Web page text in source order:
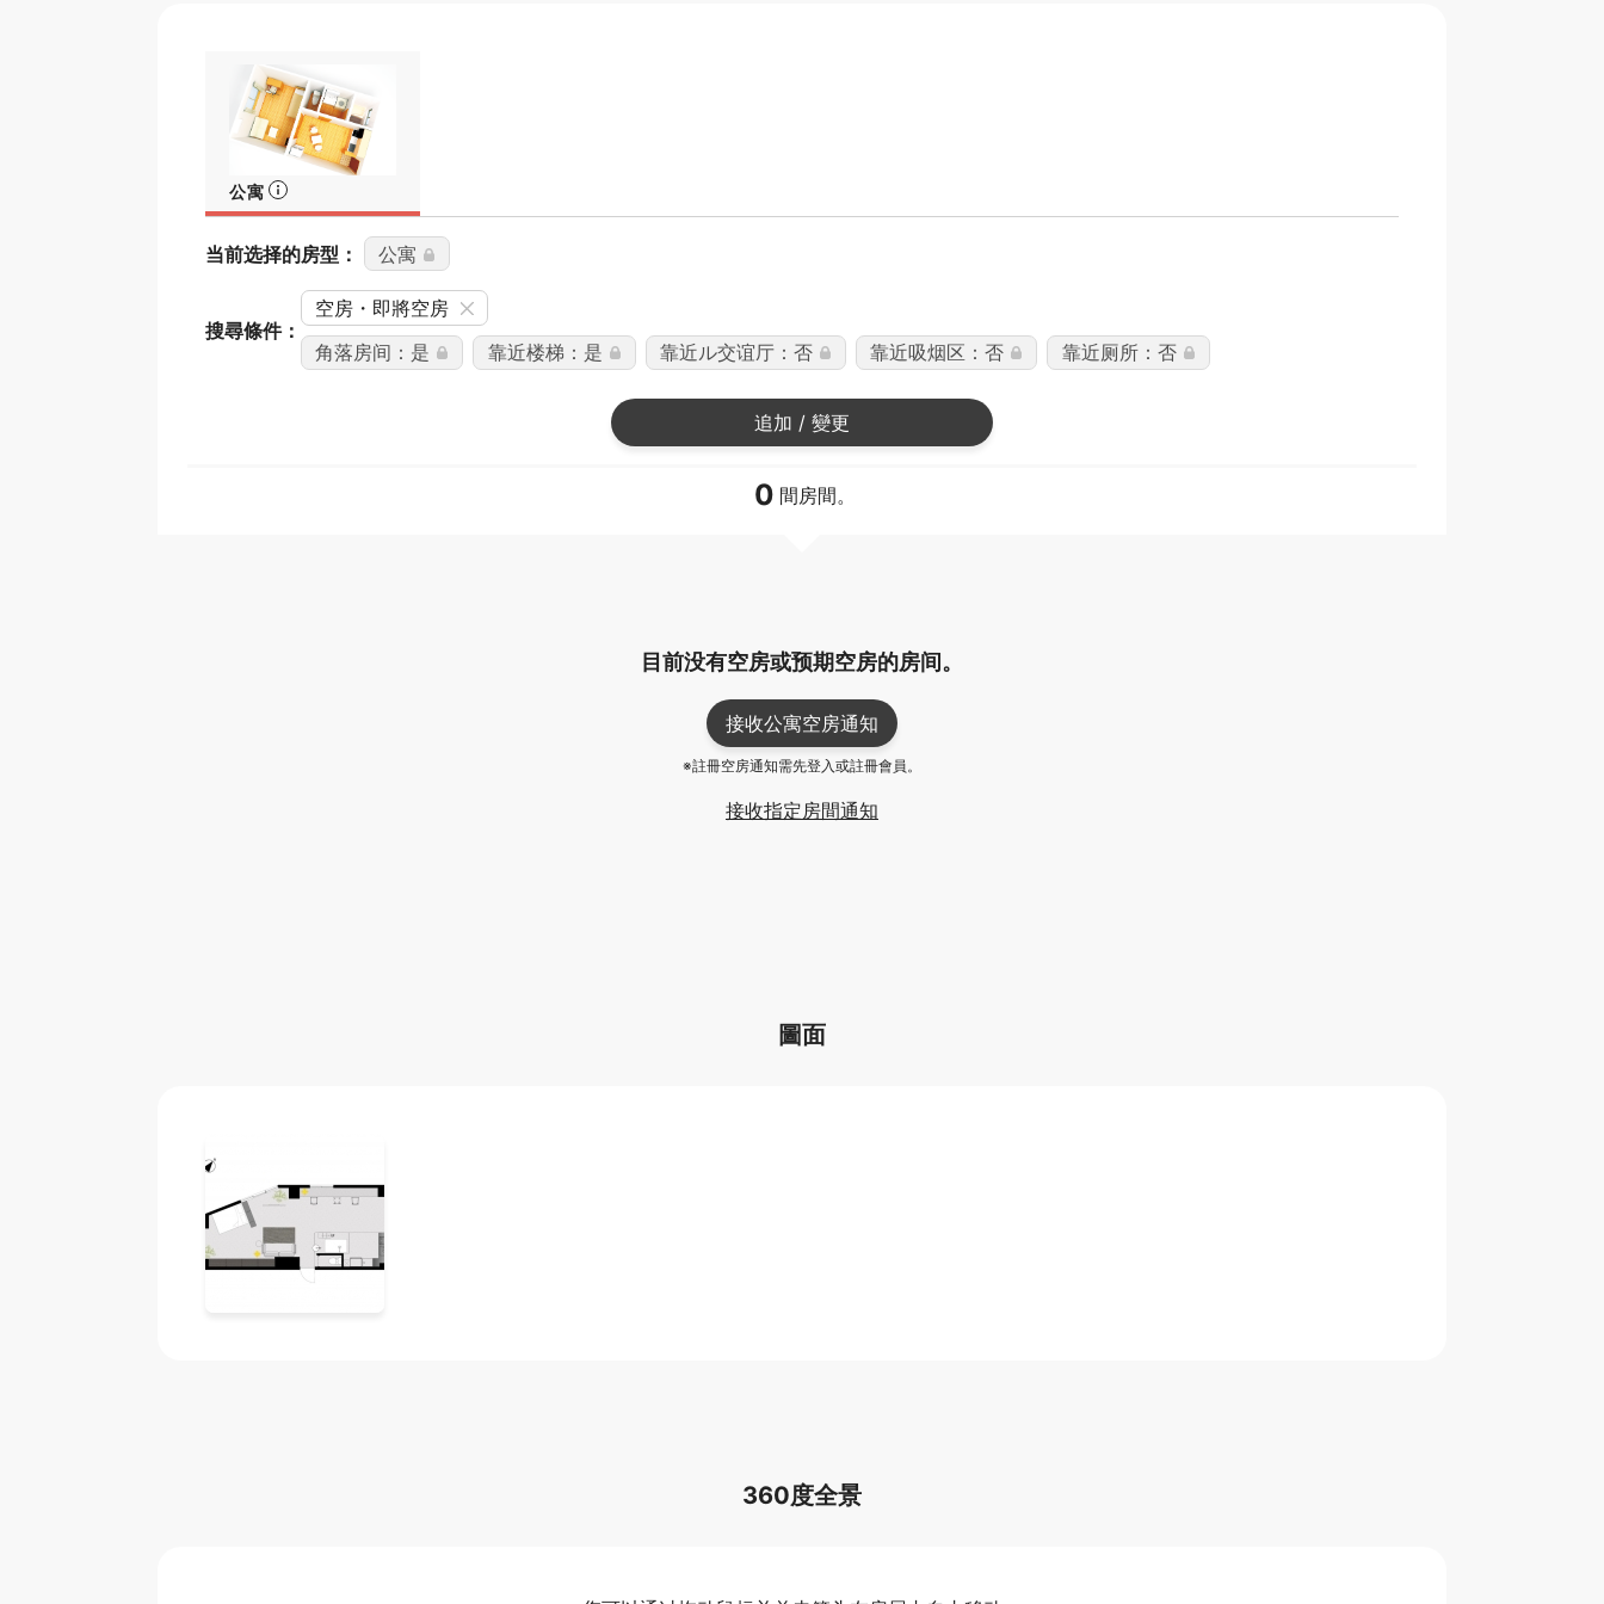
公寓
当前选择的房型： 公寓
搜尋條件：
空房・即將空房
角落房间：是
靠近楼梯：是 靠近ル交谊厅：否 靠近吸烟区：否 靠近厕所：否
追加 / 變更
0 間房間。
目前没有空房或预期空房的房间。
接收公寓空房通知
※註冊空房通知需先登入或註冊會員。
接收指定房間通知
圖面
360度全景